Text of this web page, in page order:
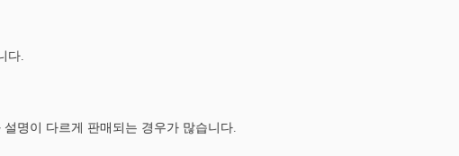
다.
명이 다르게 판매되는 경우가 많습니다.